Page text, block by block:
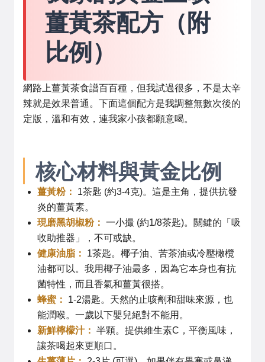
薑黃茶配方（附
比例）
網路上薑黃茶食譜百百種，但我試過很多，不是太辛
辣就是效果普通。下面這個配方是我調整無數次後的
定版，溫和有效，連我家小孩都願意喝。
核心材料與黃金比例
薑黃粉：
1茶匙 (約3-4克)。這是主角，提供抗發
炎的薑黃素。
現磨黑胡椒粉： 一小撮 (約1/8茶匙)。關鍵的「吸
收助推器」，不可或缺。
健康油脂：
1茶匙。椰子油、苦茶油或冷壓橄欖
油都可以。我用椰子油最多，因為它本身也有抗
菌特性，而且香氣和薑黃很搭。
蜂蜜：
1-2湯匙。天然的止咳劑和甜味來源，也
能潤喉。一歲以下嬰兒絕對不能用。
新鮮檸檬汁： 半顆。提供維生素C，平衡風味，
讓茶喝起來更順口。